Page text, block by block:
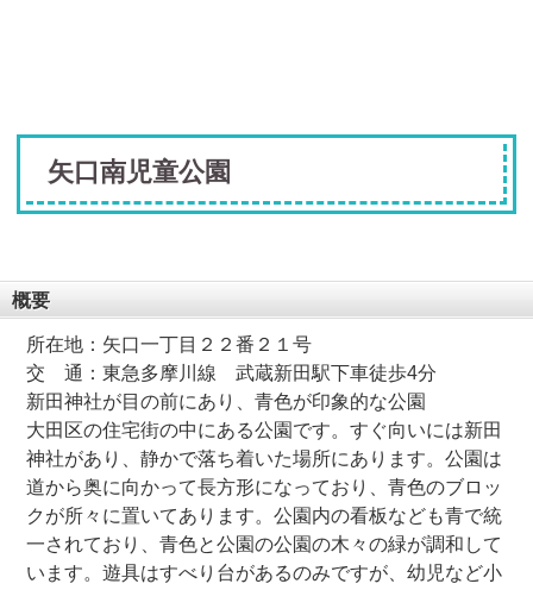
矢口南児童公園
概要
所在地：矢口一丁目２２番２１号
交 通：東急多摩川線 武蔵新田駅下車徒歩4分
新田神社が目の前にあり、青色が印象的な公園
大田区の住宅街の中にある公園です。すぐ向いには新田
神社があり、静かで落ち着いた場所にあります。公園は
道から奥に向かって長方形になっており、青色のブロッ
クが所々に置いてあります。公園内の看板なども青で統
一されており、青色と公園の公園の木々の緑が調和して
います。遊具はすべり台があるのみですが、幼児など小